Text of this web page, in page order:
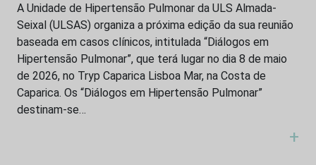
A Unidade de Hipertensão Pulmonar da ULS Almada-
Seixal (ULSAS) organiza a próxima edição da sua reunião
baseada em casos clínicos, intitulada “Diálogos em
Hipertensão Pulmonar”, que terá lugar no dia 8 de maio
de 2026, no Tryp Caparica Lisboa Mar, na Costa de
Caparica. Os “Diálogos em Hipertensão Pulmonar”
destinam-se…
+